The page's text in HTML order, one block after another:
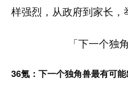
样强烈，从政府到家长，
「下一个独
36氪：下一个独角兽最有可